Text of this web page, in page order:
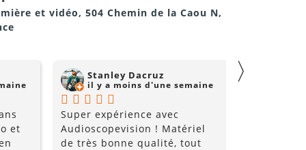
et vidéo, 504 Chemin de la Caou N,
et
Stanley Dacruz
il y a moins d'une semaine
Super expérience avec
Audioscopevision ! Matériel
de très bonne qualité, tout
〉